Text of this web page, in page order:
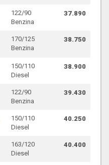
122/90
Benzina
37.890
170/125
Benzina
38.750
150/110
Diesel
38.900
122/90
Benzina
39.430
150/110
Diesel
40.250
163/120
Diesel
40.400